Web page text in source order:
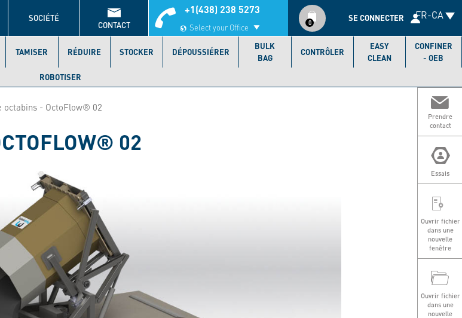
FR-CA
SOCIÉTÉ
CONTACT
+1(438) 238 5273
Select your Office 0
utilisateur
SE CONNECTER
TAMISER RÉDUIRE STOCKER DÉPOUSSIÉRER
BULK
BAG
CONTRÔLER
EASY
CLEAN
CONFINER
- OEB
ROBOTISER
Prendre
contact
Essais
Ouvrir fichier
dans une
nouvelle
fenêtre
Ouvrir fichier
dans une
nouvelle
octabins - OctoFlow® 02
02